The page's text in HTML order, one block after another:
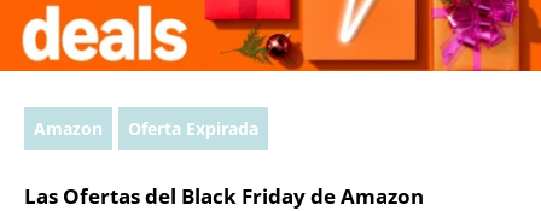
Amazon Oferta Expirada
Las Ofertas del Black Friday de Amazon